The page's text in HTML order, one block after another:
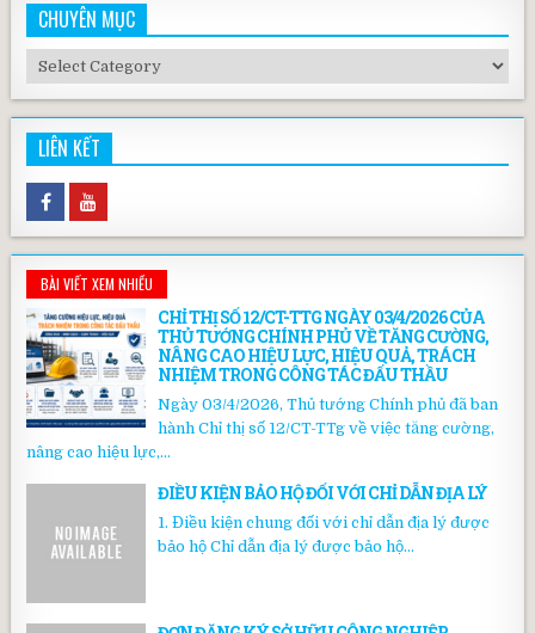
CHUYÊN MỤC
Chuyên
mục
LIÊN KẾT
BÀI VIẾT XEM NHIỀU
CHỈ THỊ SỐ 12/CT-TTG NGÀY 03/4/2026 CỦA
THỦ TƯỚNG CHÍNH PHỦ VỀ TĂNG CƯỜNG,
NÂNG CAO HIỆU LỰC, HIỆU QUẢ, TRÁCH
NHIỆM TRONG CÔNG TÁC ĐẤU THẦU
Ngày 03/4/2026, Thủ tướng Chính phủ đã ban
hành Chỉ thị số 12/CT-TTg về việc tăng cường,
nâng cao hiệu lực,...
ĐIỀU KIỆN BẢO HỘ ĐỐI VỚI CHỈ DẪN ĐỊA LÝ
1. Điều kiện chung đối với chỉ dẫn địa lý được
bảo hộ Chỉ dẫn địa lý được bảo hộ...